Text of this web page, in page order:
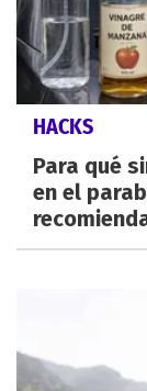
HACKS
Para qué
en el